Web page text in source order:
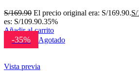
S/169.90 El precio original era: S/169.90.S/
es: S/109.90.35%
Añadir al carrito
-35% Agotado
Vista previa